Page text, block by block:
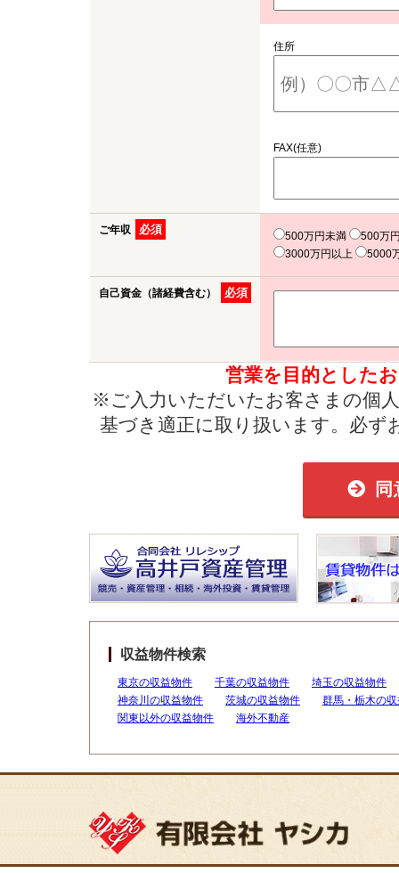
住所
FAX(任意)
ご年収 必須 500万円未満
500万
3000万円以上
5000
自己資金（諸経費含む） 必須
営業を目的とした
※ご入力いただいたお客さまの個
基づき適正に取り扱います。必ず
収益物件検索
東京の収益物件 千葉の収益物件
埼玉の収益物件
神奈川の収益物件
茨城の収益物件
群馬・栃木の
関東以外の収益物件
海外不動産